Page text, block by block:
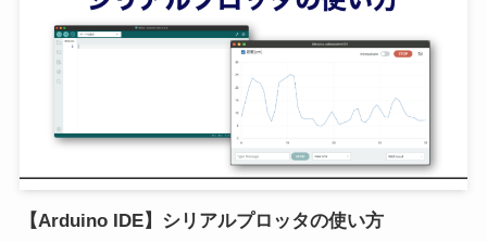
【Arduino IDE】シリアルプロッタの使い方